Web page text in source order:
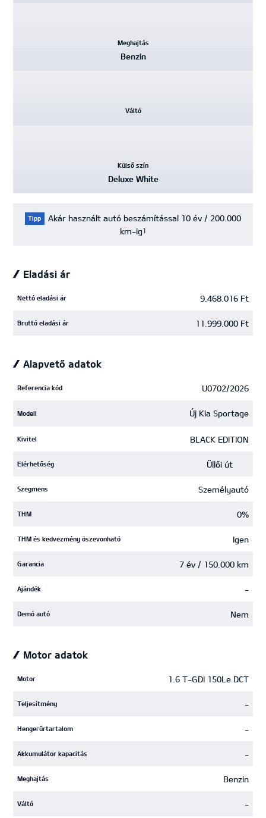
Meghajtás
Benzin
Váltó
Külső szín
Deluxe White
Tipp
Akár használt autó beszámítással 10 év / 200.000
km-ig1
Eladási ár
Nettó eladási ár 9.468.016 Ft
Bruttó eladási ár 11.999.000 Ft
Alapvető adatok
Referencia kód U0702/2026
Modell Új Kia Sportage
Kivitel BLACK EDITION
Elérhetőség Üllői út
Szegmens Személyautó
THM 0%
THM és kedvezmény öszevonható Igen
Garancia 7 év / 150.000 km
Ajándék -
Demó autó Nem
Motor adatok
Motor 1.6 T-GDI 150Le DCT
Teljesítmény -
Hengerűrtartalom -
Akkumulátor kapacitás -
Meghajtás Benzin
Váltó -